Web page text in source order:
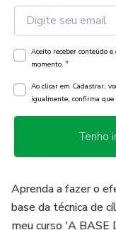
Aceito receber conteúdo
momento. *
Ao clicar em Cadastrar,
igualmente, confirma
Tenho
Aprenda a fazer o
base da técnica de
meu curso 'A BASE